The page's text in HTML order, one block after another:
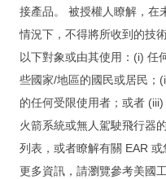
接產品。 被授權人瞭解，在
情況下，不得將所收到的技
以下對象或由其使用：(i) 任
些國家/地區的國民或居民；
的任何受限使用者；或者
火箭系統或無人駕駛飛行器
列表，或者瞭解有關 EAR
更多資訊，請瀏覽參考美國